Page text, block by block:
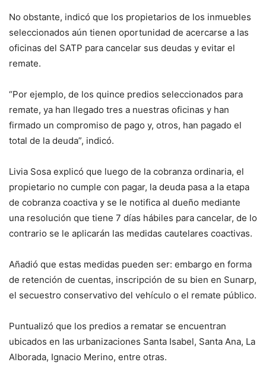
No obstante, indicó que los propietarios de los inmuebles
seleccionados aún tienen oportunidad de acercarse a las
oficinas del SATP para cancelar sus deudas y evitar el
remate.
“Por ejemplo, de los quince predios seleccionados para
remate, ya han llegado tres a nuestras oficinas y han
firmado un compromiso de pago y, otros, han pagado el
total de la deuda”, indicó.
Livia Sosa explicó que luego de la cobranza ordinaria, el
propietario no cumple con pagar, la deuda pasa a la etapa
de cobranza coactiva y se le notifica al dueño mediante
una resolución que tiene 7 días hábiles para cancelar, de lo
contrario se le aplicarán las medidas cautelares coactivas.
Añadió que estas medidas pueden ser: embargo en forma
de retención de cuentas, inscripción de su bien en Sunarp,
el secuestro conservativo del vehículo o el remate público.
Puntualizó que los predios a rematar se encuentran
ubicados en las urbanizaciones Santa Isabel, Santa Ana, La
Alborada, Ignacio Merino, entre otras.